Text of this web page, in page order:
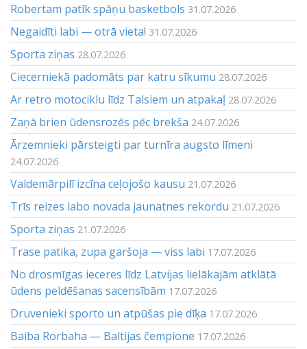
Robertam patīk spāņu basketbols 31.07.2026
Negaidīti labi — otrā vieta! 31.07.2026
Sporta ziņas 28.07.2026
Ciecerniekā padomāts par katru sīkumu 28.07.2026
Ar retro motociklu līdz Talsiem un atpakaļ 28.07.2026
Zaņā brien ūdensrozēs pēc brekša 24.07.2026
Ārzemnieki pārsteigti par turnīra augsto līmeni
24.07.2026
Valdemārpilī izcīna ceļojošo kausu 21.07.2026
Trīs reizes labo novada jaunatnes rekordu 21.07.2026
Sporta ziņas 21.07.2026
Trase patika, zupa garšoja — viss labi 17.07.2026
No drosmīgas ieceres līdz Latvijas lielākajām atklātā
ūdens peldēšanas sacensībām 17.07.2026
Druvenieki sporto un atpūšas pie dīķa 17.07.2026
Baiba Rorbaha — Baltijas čempione 17.07.2026